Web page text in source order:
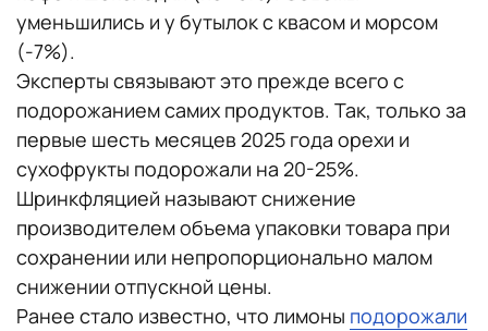
уменьшились и у бутылок с квасом и морсом
(-7%).
Эксперты связывают это прежде всего с
подорожанием самих продуктов. Так, только за
первые шесть месяцев 2025 года орехи и
сухофрукты подорожали на 20-25%.
Шринкфляцией называют снижение
производителем объема упаковки товара при
сохранении или непропорционально малом
снижении отпускной цены.
Ранее стало известно, что лимоны подорожали